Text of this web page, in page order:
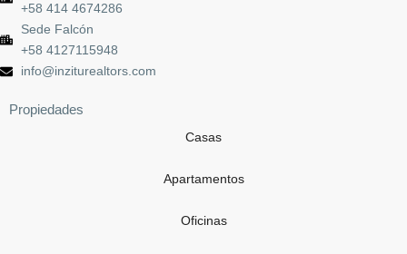
+58 414 4674286
Sede Falcón
+58 4127115948
info@inziturealtors.com
Propiedades
Casas
Apartamentos
Oficinas